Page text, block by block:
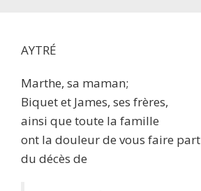
AYTRÉ
Marthe, sa maman;
Biquet et James, ses frères,
ainsi que toute la famille
ont la douleur de vous faire part
du décès de